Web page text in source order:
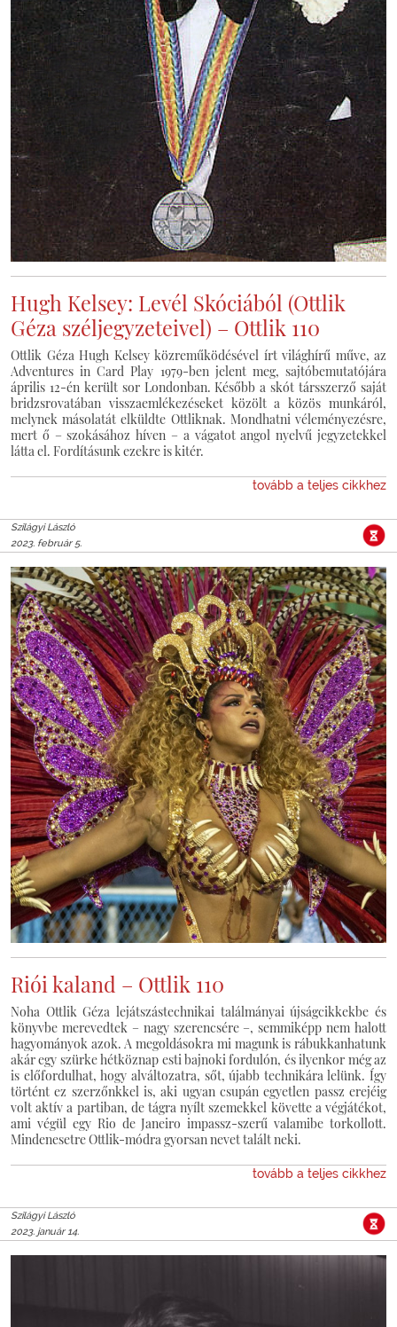
Hugh Kelsey: Levél Skóciából (Ottlik
Géza széljegyzeteivel) – Ottlik 110
Ottlik Géza Hugh Kelsey közreműködésével írt világhírű műve, az
Adventures in Card Play 1979-ben jelent meg, sajtóbemutatójára
április 12-én került sor Londonban. Később a skót társszerző saját
bridzsrovatában visszaemlékezéseket közölt a közös munkáról,
melynek másolatát elküldte Ottliknak. Mondhatni véleményezésre,
mert ő – szokásához híven – a vágatot angol nyelvű jegyzetekkel
látta el. Fordításunk ezekre is kitér.
tovább a teljes cikkhez
Szilágyi László
2023. február 5.
Riói kaland – Ottlik 110
Noha Ottlik Géza lejátszástechnikai találmányai újságcikkekbe és
könyvbe merevedtek – nagy szerencsére –, semmiképp nem halott
hagyományok azok. A megoldásokra mi magunk is rábukkanhatunk
akár egy szürke hétköznap esti bajnoki fordulón, és ilyenkor még az
is előfordulhat, hogy alváltozatra, sőt, újabb technikára lelünk. Így
történt ez szerzőnkkel is, aki ugyan csupán egyetlen passz erejéig
volt aktív a partiban, de tágra nyílt szemekkel követte a végjátékot,
ami végül egy Rio de Janeiro impassz-szerű valamibe torkollott.
Mindenesetre Ottlik-módra gyorsan nevet talált neki.
tovább a teljes cikkhez
Szilágyi László
2023. január 14.